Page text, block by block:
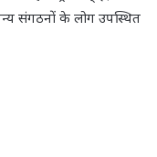
संगठनों के लोग उपस्थित